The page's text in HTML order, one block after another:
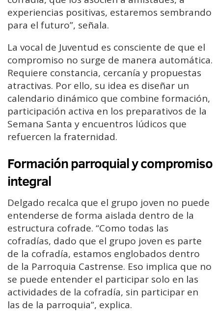
experiencias positivas, estaremos sembrando
para el futuro”, señala.
La vocal de Juventud es consciente de que el
compromiso no surge de manera automática.
Requiere constancia, cercanía y propuestas
atractivas. Por ello, su idea es diseñar un
calendario dinámico que combine formación,
participación activa en los preparativos de la
Semana Santa y encuentros lúdicos que
refuercen la fraternidad.
Formación parroquial y compromiso
integral
Delgado recalca que el grupo joven no puede
entenderse de forma aislada dentro de la
estructura cofrade. “Como todas las
cofradías, dado que el grupo joven es parte
de la cofradía, estamos englobados dentro
de la Parroquia Castrense. Eso implica que no
se puede entender el participar solo en las
actividades de la cofradía, sin participar en
las de la parroquia”, explica.